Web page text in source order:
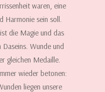
waren, eine
Harmonie sein soll.
die Magie und das
Wunde und
gleichen Medaille.
wieder betonen:
liegen unsere